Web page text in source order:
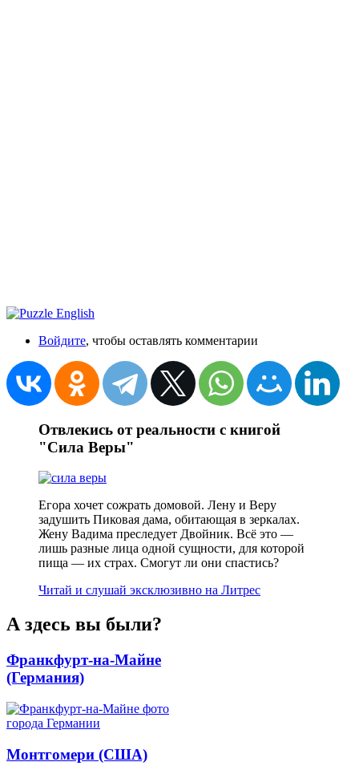
Войдите, чтобы оставлять комментарии
Отвлекись от реальности с книгой
"Сила Веры"
Егора хочет сожрать домовой. Лену и Веру
задушить Пиковая дама, обитающая в зеркалах.
Жену Вадима преследует Двойник. Всё это —
лишь разные лица одной сущности, для которой
пища — их страх. Смогут ли они спастись?
Читай и слушай эксклюзивно на Литрес
А здесь вы были?
Франкфурт-на-Майне
(Германия)
Монтгомери (США)